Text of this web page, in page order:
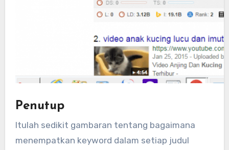
Penutup
Itulah sedikit gambaran tentang bagaimana
menempatkan keyword dalam setiap judul